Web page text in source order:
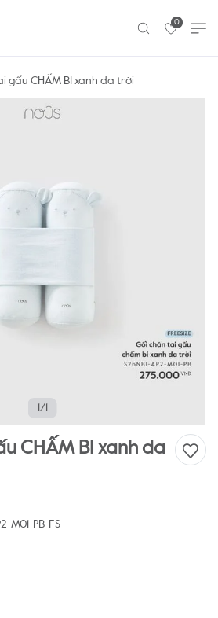
0
gấu CHẤM BI xanh da trời
1/1
CHẤM BI xanh da
M01-PB-FS